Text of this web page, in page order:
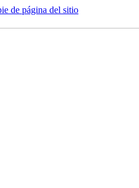
de página del sitio